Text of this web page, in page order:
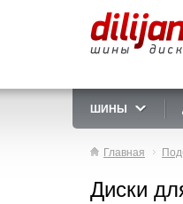
ШИНЫ
Главная
Диски